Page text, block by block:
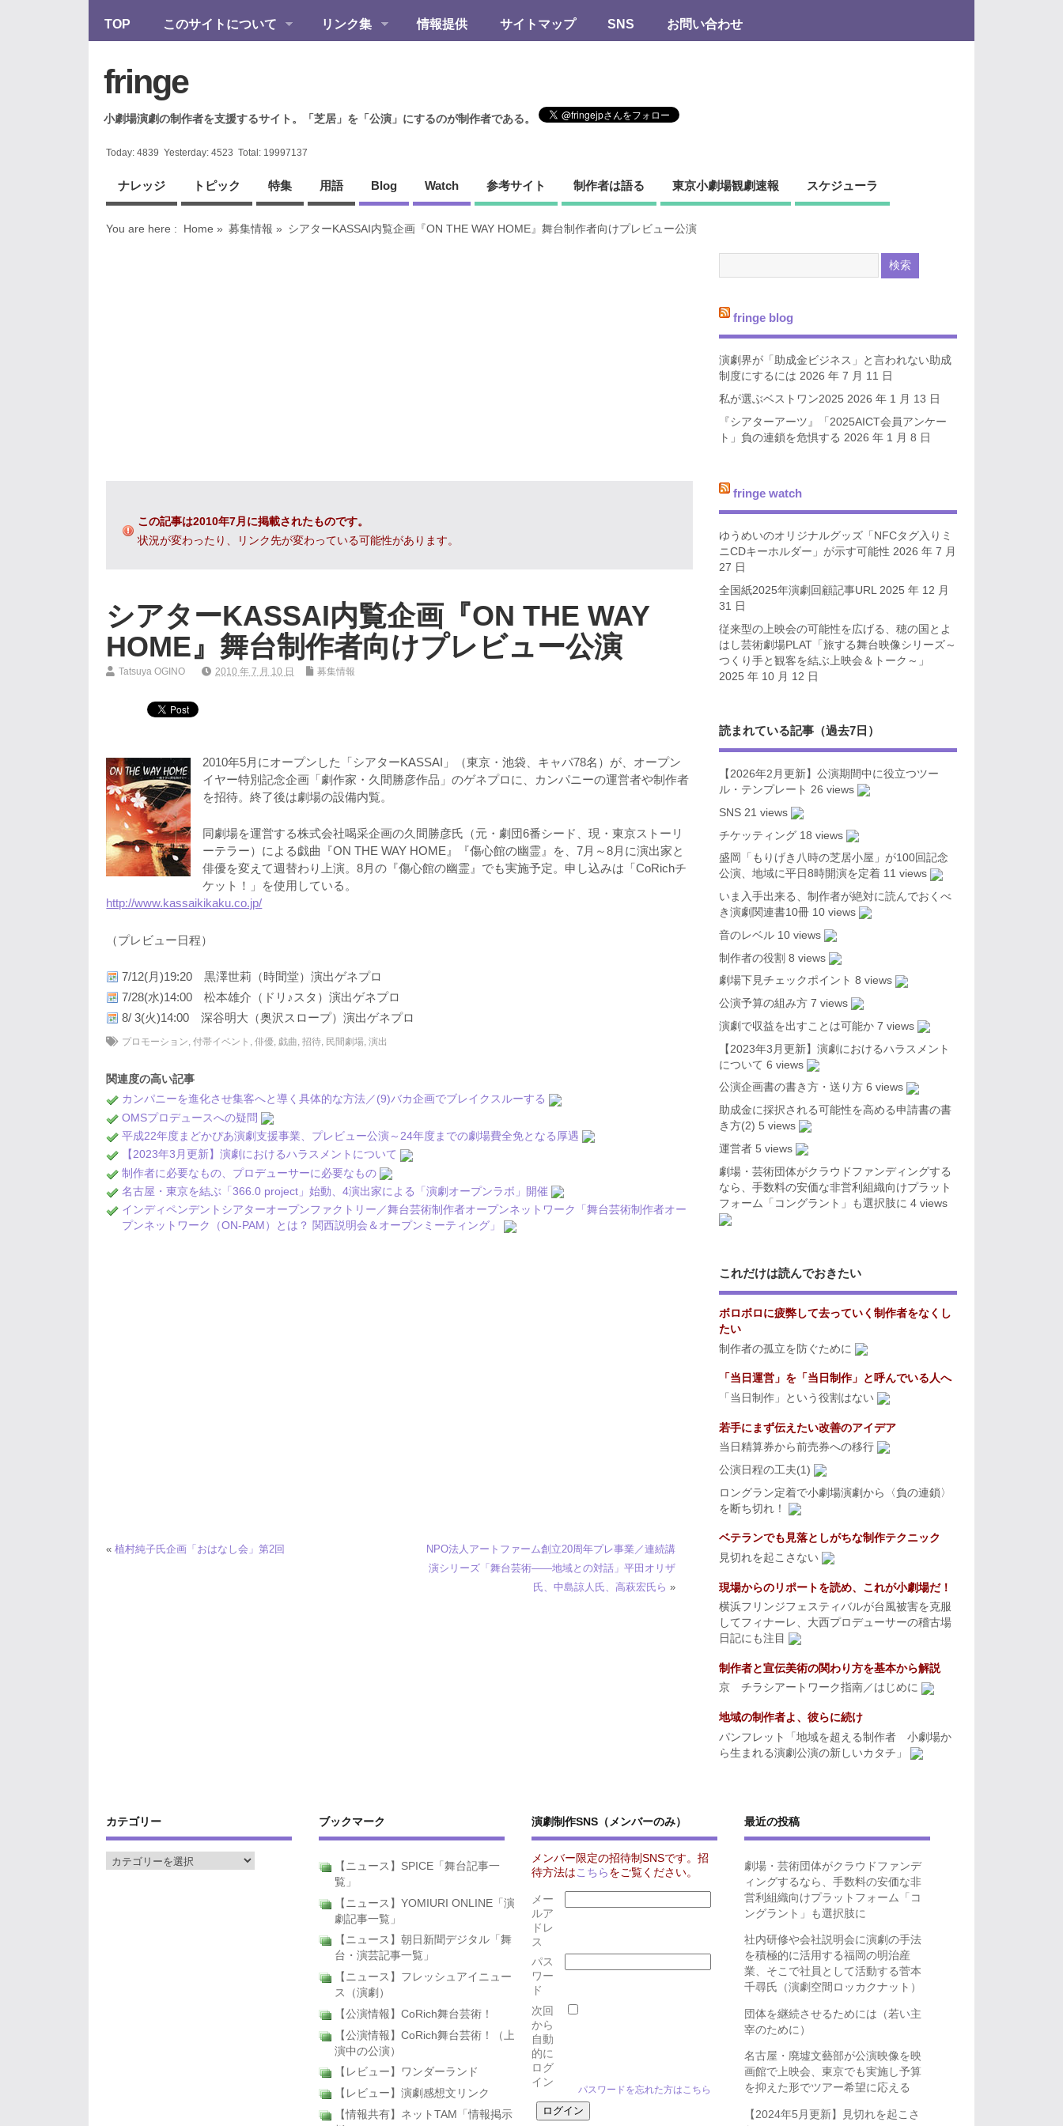
TOP このサイトについて リンク集 情報提供 サイトマップ SNS お問い合わせ
fringe
小劇場演劇の制作者を支援するサイト。「芝居」を「公演」にするのが制作者である。
Today:4839 Yesterday:4523 Total: 19997137
ナレッジ トピック 特集 用語 Blog Watch 参考サイト 制作者は語る 東京小劇場観劇速報 スケジューラ
You are here : Home » 募集情報 » シアターKASSAI内覧企画『ON THE WAY HOME』舞台制作者向けプレビュー公演
この記事は2010年7月に掲載されたものです。
状況が変わったり、リンク先が変わっている可能性があります。
シアターKASSAI内覧企画『ON THE WAY
HOME』舞台制作者向けプレビュー公演
Tatsuya OGINO 2010 年 7 月 10 日 募集情報
2010年5月にオープンした「シアターKASSAI」（東京・池袋、キャパ78名）が、オープン
イヤー特別記念企画「劇作家・久間勝彦作品」のゲネプロに、カンパニーの運営者や制作者
を招待。終了後は劇場の設備内覧。
同劇場を運営する株式会社喝采企画の久間勝彦氏（元・劇団6番シード、現・東京ストーリ
ーテラー）による戯曲『ON THE WAY HOME』『傷心館の幽霊』を、7月～8月に演出家と
俳優を変えて週替わり上演。8月の『傷心館の幽霊』でも実施予定。申し込みは「CoRichチ
ケット！」を使用している。
http://www.kassaikikaku.co.jp/
（プレビュー日程）
7/12(月)19:20 黒澤世莉（時間堂）演出ゲネプロ
7/28(水)14:00 松本雄介（ドリ♪スタ）演出ゲネプロ
8/ 3(火)14:00 深谷明大（奥沢スロープ）演出ゲネプロ
プロモーション,付帯イベント ,俳優,戯曲,招待, 民間劇場,演出
関連度の高い記事
カンパニーを進化させ集客へと導く具体的な方法／(9)バカ企画でブレイクスルーする
OMSプロデュースへの疑問
平成22年度まどかぴあ演劇支援事業、プレビュー公演～24年度までの劇場費全免となる厚遇
【2023年3月更新】演劇におけるハラスメントについて
制作者に必要なもの、プロデューサーに必要なもの
名古屋・東京を結ぶ「366.0 project」始動、4演出家による「演劇オープンラボ」開催
インディペンデントシアターオープンファクトリー／舞台芸術制作者オープンネットワーク「舞台芸術制作者オー
プンネットワーク（ON-PAM）とは？ 関西説明会＆オープンミーティング」
«植村純子氏企画「おはなし会」第2回
NPO法人アートファーム創立20周年プレ事業／連続講
演シリーズ「舞台芸術――地域との対話」平田オリザ
氏、中島諒人氏、高萩宏氏ら »
fringe blog
演劇界が「助成金ビジネス」と言われない助成
制度にするには 2026 年 7 月 11 日
私が選ぶベストワン2025 2026 年 1 月 13 日
『シアターアーツ』「2025AICT会員アンケー
ト」負の連鎖を危惧する 2026 年 1 月 8 日
fringe watch
ゆうめいのオリジナルグッズ「NFCタグ入りミ
ニCDキーホルダー」が示す可能性 2026 年 7 月
27 日
全国紙2025年演劇回顧記事URL 2025 年 12 月
31 日
従来型の上映会の可能性を広げる、穂の国とよ
はし芸術劇場PLAT「旅する舞台映像シリーズ～
つくり手と観客を結ぶ上映会＆トーク～」
2025 年 10 月 12 日
読まれている記事（過去7日）
【2026年2月更新】公演期間中に役立つツー
ル・テンプレート 26 views
SNS 21 views
チケッティング 18 views
盛岡「もりげき八時の芝居小屋」が100回記念
公演、地域に平日8時開演を定着 11 views
いま入手出来る、制作者が絶対に読んでおくべ
き演劇関連書10冊 10 views
音のレベル 10 views
制作者の役割 8 views
劇場下見チェックポイント 8 views
公演予算の組み方 7 views
演劇で収益を出すことは可能か 7 views
【2023年3月更新】演劇におけるハラスメント
について 6 views
公演企画書の書き方・送り方 6 views
助成金に採択される可能性を高める申請書の書
き方(2) 5 views
運営者 5 views
劇場・芸術団体がクラウドファンディングする
なら、手数料の安価な非営利組織向けプラット
フォーム「コングラント」も選択肢に 4 views
これだけは読んでおきたい
ボロボロに疲弊して去っていく制作者をなくし
たい
制作者の孤立を防ぐために
「当日運営」を「当日制作」と呼んでいる人へ
「当日制作」という役割はない
若手にまず伝えたい改善のアイデア
当日精算券から前売券への移行
公演日程の工夫(1)
ロングラン定着で小劇場演劇から〈負の連鎖〉
を断ち切れ！
ベテランでも見落としがちな制作テクニック
見切れを起こさない
現場からのリポートを読め、これが小劇場だ！
横浜フリンジフェスティバルが台風被害を克服
してフィナーレ、大西プロデューサーの稽古場
日記にも注目
制作者と宣伝美術の関わり方を基本から解説
京 チラシアートワーク指南／はじめに
地域の制作者よ、彼らに続け
パンフレット「地域を超える制作者 小劇場か
ら生まれる演劇公演の新しいカタチ」
カテゴリー ブックマーク
【ニュース】SPICE「舞台記事一
覧」
【ニュース】YOMIURI ONLINE「演
劇記事一覧」
【ニュース】朝日新聞デジタル「舞
台・演芸記事一覧」
【ニュース】フレッシュアイニュー
ス（演劇）
【公演情報】CoRich舞台芸術！
【公演情報】CoRich舞台芸術！（上
演中の公演）
【レビュー】ワンダーランド
【レビュー】演劇感想文リンク
【情報共有】ネットTAM「情報掲示
演劇制作SNS（メンバーのみ）
メンバー限定の招待制SNSです。招
待方法は こちら をご覧ください。
メー
ルア
ドレ
ス
パス
ワー
ド
次回
から
自動
的に
ログ
イン
パスワードを忘れた方はこちら
最近の投稿
劇場・芸術団体がクラウドファンデ
ィングするなら、手数料の安価な非
営利組織向けプラットフォーム「コ
ングラント」も選択肢に
社内研修や会社説明会に演劇の手法
を積極的に活用する福岡の明治産
業、そこで社員として活動する菅本
千尋氏（演劇空間ロッカクナット）
団体を継続させるためには（若い主
宰のために）
名古屋・廃墟文藝部が公演映像を映
画館で上映会、東京でも実施し予算
を抑えた形でツアー希望に応える
【2024年5月更新】見切れを起こさ